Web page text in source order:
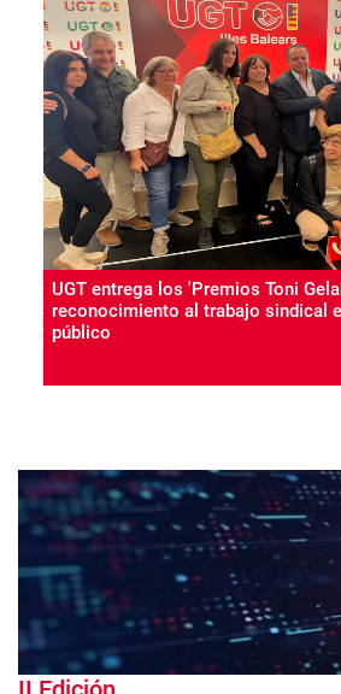
UGT entrega los 'Premios Toni
reconocimiento al trabajo sindical
público